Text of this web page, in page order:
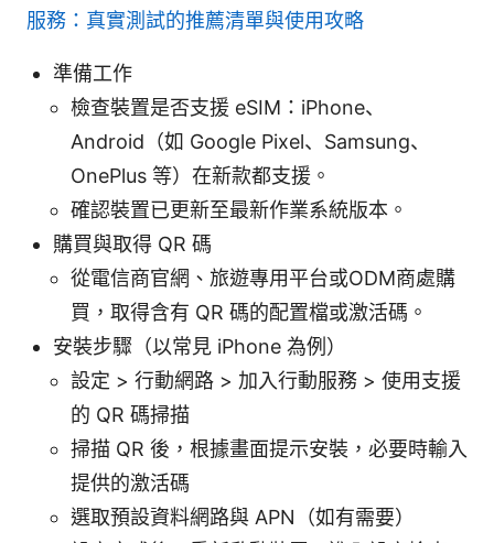
服務：真實測試的推薦清單與使用攻略
準備工作
檢查裝置是否支援 eSIM：iPhone、
Android（如 Google Pixel、Samsung、
OnePlus 等）在新款都支援。
確認裝置已更新至最新作業系統版本。
購買與取得 QR 碼
從電信商官網、旅遊專用平台或ODM商處購
買，取得含有 QR 碼的配置檔或激活碼。
安裝步驟（以常見 iPhone 為例）
設定 > 行動網路 > 加入行動服務 > 使用支援
的 QR 碼掃描
掃描 QR 後，根據畫面提示安裝，必要時輸入
提供的激活碼
選取預設資料網路與 APN（如有需要）